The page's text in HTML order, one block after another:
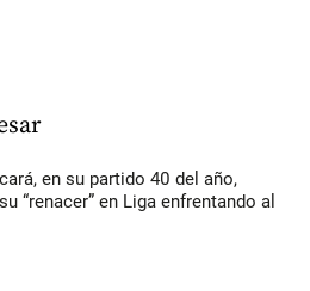
en su partido 40 del año,
“renacer” en Liga enfrentando al